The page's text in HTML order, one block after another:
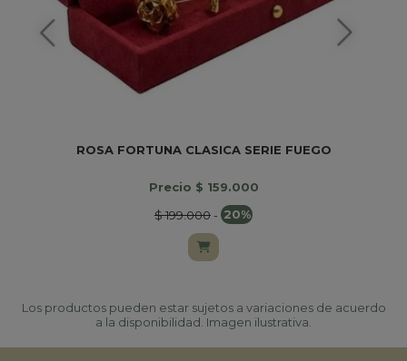
ROSA FORTUNA CLASICA SERIE FUEGO
Precio $ 159.000
$ 199.000- 20%
Los productos pueden estar sujetos a variaciones de acuerdo
a la disponibilidad. Imagen ilustrativa.